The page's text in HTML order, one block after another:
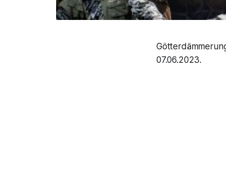
07.06.2023.